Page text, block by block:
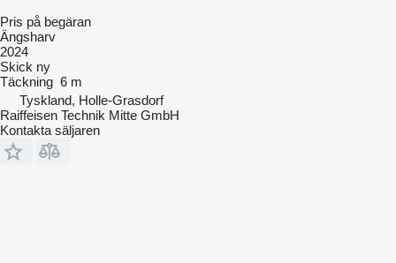
Pris på begäran
Ängsharv
2024
Skick ny
Täckning 6 m
Tyskland, Holle-Grasdorf
Raiffeisen Technik Mitte GmbH
Kontakta säljaren